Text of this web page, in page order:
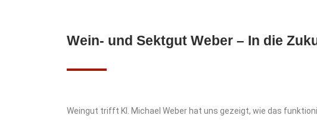
Wein- und Sektgut Weber – In die
Weingut trifft KI. Michael Weber hat uns gezeigt, wie das